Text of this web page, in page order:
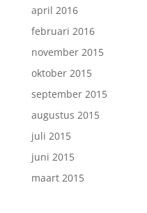
april 2016
februari 2016
november 2015
oktober 2015
september 2015
augustus 2015
juli 2015
juni 2015
maart 2015